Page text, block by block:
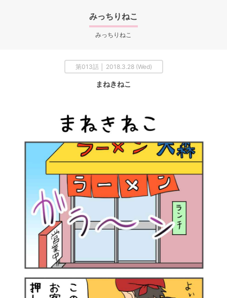
みっちりねこ
みっちりねこ
第013話 │ 2018.3.28 (Wed)
まねきねこ